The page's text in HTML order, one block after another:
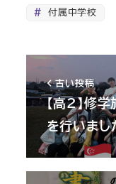
付属中学校
古い投稿
【高2】修
を行いまし